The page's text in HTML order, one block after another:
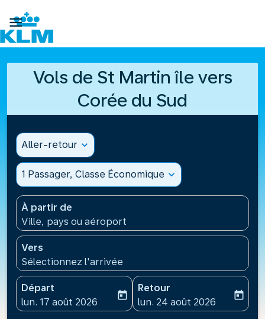

Vols de St Martin île vers
Corée du Sud
Aller-retour expand_more
1 Passager, Classe Économique expand_more
À partir de
Ville, pays ou aéroport
Vers
Sélectionnez l'arrivée
Départ
fc-booking-departure-date-aria-label
lun. 17 août 2026
today
Retour
fc-booking-return-date-
lun. 24 août 2026
today